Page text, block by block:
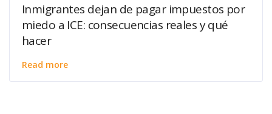
Inmigrantes dejan de pagar impuestos por
miedo a ICE: consecuencias reales y qué
hacer
Read more